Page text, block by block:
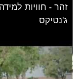
זהר - חוויות
ג'נטיקס